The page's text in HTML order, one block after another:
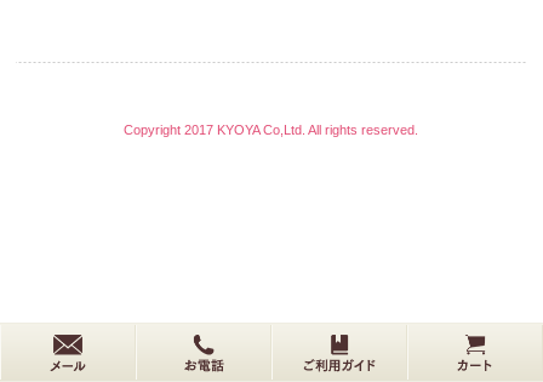
Copyright 2017 KYOYA Co,Ltd. All rights reserved.